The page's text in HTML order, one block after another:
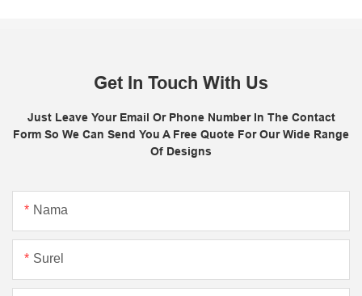
Get In Touch With Us
Just Leave Your Email Or Phone Number In The Contact
Form So We Can Send You A Free Quote For Our Wide Range
Of Designs
Nama
Surel